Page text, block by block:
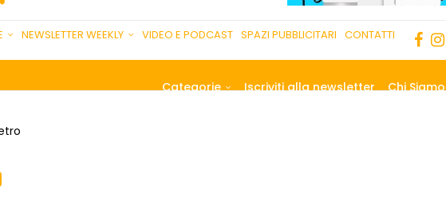
NEWSLETTER WEEKLY VIDEO E PODCAST SPAZI PUBBLICITARI CONTATTI
Categorie Iscriviti alla newsletter Chi Siamo